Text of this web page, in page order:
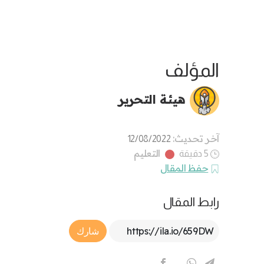
المؤلف
هيئة التحرير
آخر تحديث: 12/08/2022
5 دقيقة
التعليم
حفظ المقال
رابط المقال
Article Link
شارك